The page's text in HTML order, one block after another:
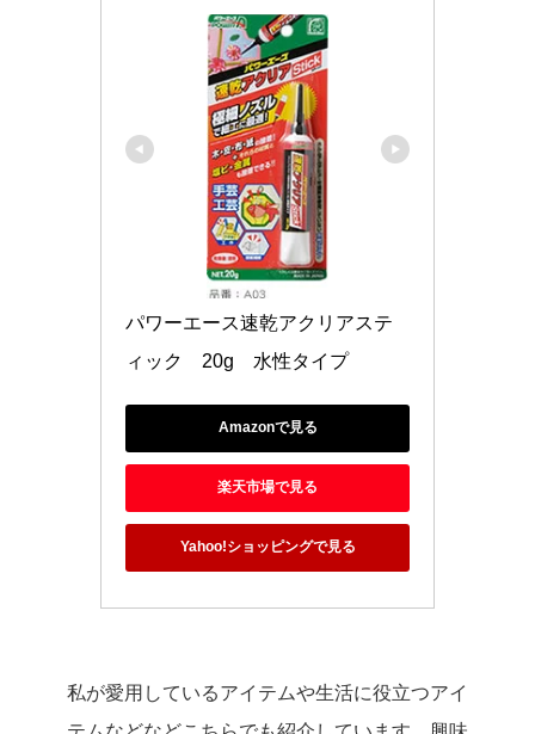
パワーエース速乾アクリアステ
ィック　20g　水性タイプ
Amazonで見る
楽天市場で見る
Yahoo!ショッピングで見る
私が愛用しているアイテムや生活に役立つアイ